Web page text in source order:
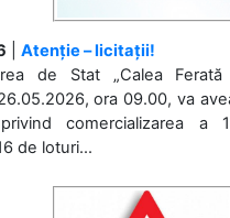
Atenție – licitații!
de Stat „Calea
ora 09.00, va
comercializarea a
de loturi...